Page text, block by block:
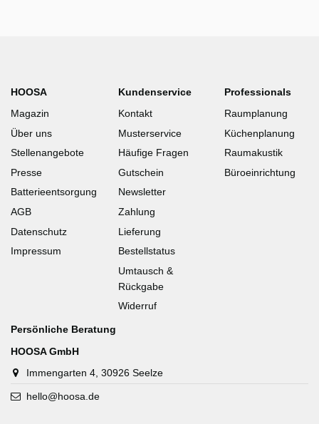
HOOSA
Magazin
Über uns
Stellenangebote
Presse
Batterieentsorgung
AGB
Datenschutz
Impressum
Kundenservice
Kontakt
Musterservice
Häufige Fragen
Gutschein
Newsletter
Zahlung
Lieferung
Bestellstatus
Umtausch &
Rückgabe
Widerruf
Professionals
Raumplanung
Küchenplanung
Raumakustik
Büroeinrichtung
Persönliche Beratung
HOOSA GmbH
Immengarten 4, 30926 Seelze
hello@hoosa.de